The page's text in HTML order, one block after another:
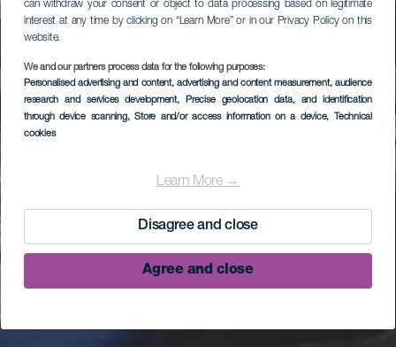
can withdraw your consent or object to data processing based on legitimate
interest at any time by clicking on “Learn More” or in our Privacy Policy on this
website.
We and our partners process data for the following purposes:
Personalised advertising and content, advertising and content measurement, audience
research and services development, Precise geolocation data, and identification
through device scanning, Store and/or access information on a device, Technical
cookies
Learn More →
Disagree and close
Agree and close